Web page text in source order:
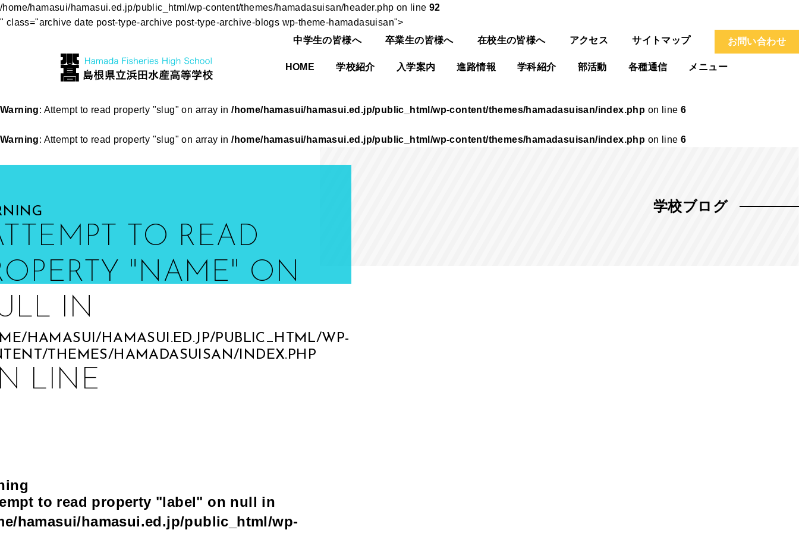
/home/hamasui/hamasui.ed.jp/public_html/wp-content/themes/hamadasuisan/header.php on line 92
" class="archive date post-type-archive post-type-archive-blogs wp-theme-hamadasuisan">
中学生の皆様へ
卒業生の皆様へ 在校生の皆様へ アクセス サイトマップ お問い合わせ
HOME 学校紹介 入学案内 進路情報 学科紹介 部活動 各種通信 メニュー
Warning: Attempt to read property "slug" on array in/home/hamasui/hamasui.ed.jp/public_html/wp-content/themes/hamadasuisan/index.php on line 6
Warning: Attempt to read property "slug" on array in/home/hamasui/hamasui.ed.jp/public_html/wp-content/themes/hamadasuisan/index.php on line 6
学校ブログ
TO READ
"NAME" ON
IN
HAMASUI/HAMASUI.ED.JP/PUBLIC_HTML/WP-
THEMES/HAMADASUISAN/INDEX.PHP
LINE
to read property "label" on null in
hamasui/hamasui.ed.jp/public_html/wp-